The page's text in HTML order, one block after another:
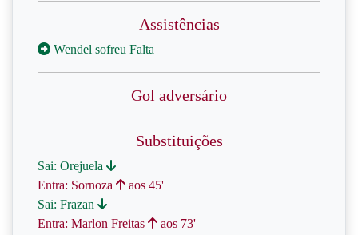
Assistências
Wendel sofreu Falta
Gol adversário
Substituições
Sai: Orejuela
Entra: Sornoza
aos 45'
Sai: Frazan
Entra: Marlon Freitas
aos 73'